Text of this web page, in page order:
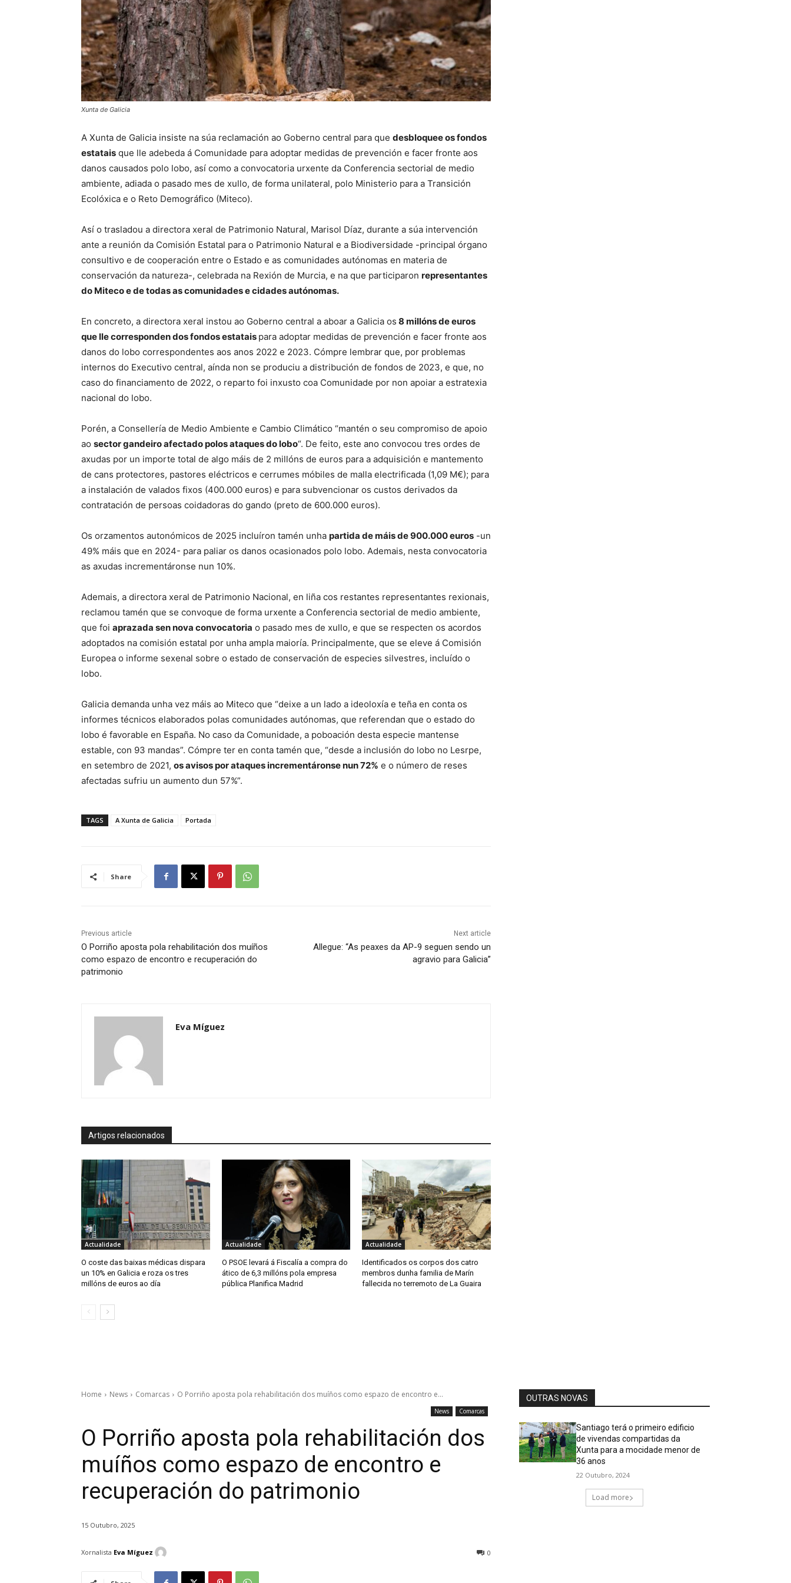
Xunta de Galicia
A Xunta de Galicia insiste na súa reclamación ao Goberno central para que desbloquee os fondos
estatais que lle adebeda á Comunidade para adoptar medidas de prevención e facer fronte aos
danos causados polo lobo, así como a convocatoria urxente da Conferencia sectorial de medio
ambiente, adiada o pasado mes de xullo, de forma unilateral, polo Ministerio para a Transición
Ecolóxica e o Reto Demográfico (Miteco).
Así o trasladou a directora xeral de Patrimonio Natural, Marisol Díaz, durante a súa intervención
ante a reunión da Comisión Estatal para o Patrimonio Natural e a Biodiversidade -principal órgano
consultivo e de cooperación entre o Estado e as comunidades autónomas en materia de
conservación da natureza-, celebrada na Rexión de Murcia, e na que participaron representantes
do Miteco e de todas as comunidades e cidades autónomas.
En concreto, a directora xeral instou ao Goberno central a aboar a Galicia os 8 millóns de euros
que lle corresponden dos fondos estatais para adoptar medidas de prevención e facer fronte aos
danos do lobo correspondentes aos anos 2022 e 2023. Cómpre lembrar que, por problemas
internos do Executivo central, aínda non se produciu a distribución de fondos de 2023, e que, no
caso do financiamento de 2022, o reparto foi inxusto coa Comunidade por non apoiar a estratexia
nacional do lobo.
Porén, a Consellería de Medio Ambiente e Cambio Climático “mantén o seu compromiso de apoio
ao sector gandeiro afectado polos ataques do lobo“. De feito, este ano convocou tres ordes de
axudas por un importe total de algo máis de 2 millóns de euros para a adquisición e mantemento
de cans protectores, pastores eléctricos e cerrumes móbiles de malla electrificada (1,09 M€); para
a instalación de valados fixos (400.000 euros) e para subvencionar os custos derivados da
contratación de persoas coidadoras do gando (preto de 600.000 euros).
Os orzamentos autonómicos de 2025 incluíron tamén unha partida de máis de 900.000 euros -un
49% máis que en 2024- para paliar os danos ocasionados polo lobo. Ademais, nesta convocatoria
as axudas incrementáronse nun 10%.
Ademais, a directora xeral de Patrimonio Nacional, en liña cos restantes representantes rexionais,
reclamou tamén que se convoque de forma urxente a Conferencia sectorial de medio ambiente,
que foi aprazada sen nova convocatoria o pasado mes de xullo, e que se respecten os acordos
adoptados na comisión estatal por unha ampla maioría. Principalmente, que se eleve á Comisión
Europea o informe sexenal sobre o estado de conservación de especies silvestres, incluído o
lobo.
Galicia demanda unha vez máis ao Miteco que “deixe a un lado a ideoloxía e teña en conta os
informes técnicos elaborados polas comunidades autónomas, que referendan que o estado do
lobo é favorable en España. No caso da Comunidade, a poboación desta especie mantense
estable, con 93 mandas”. Cómpre ter en conta tamén que, “desde a inclusión do lobo no Lesrpe,
en setembro de 2021, os avisos por ataques incrementáronse nun 72% e o número de reses
afectadas sufriu un aumento dun 57%”.
TAGS A Xunta de Galicia Portada
Share
Previous article
O Porriño aposta pola rehabilitación dos muíños
como espazo de encontro e recuperación do
patrimonio
Next article
Allegue: “As peaxes da AP-9 seguen sendo un
agravio para Galicia”
Eva Míguez
Artigos relacionados
Actualidade
O coste das baixas médicas dispara
un 10% en Galicia e roza os tres
millóns de euros ao día
Actualidade
O PSOE levará á Fiscalía a compra do
ático de 6,3 millóns pola empresa
pública Planifica Madrid
Actualidade
Identificados os corpos dos catro
membros dunha familia de Marín
fallecida no terremoto de La Guaira